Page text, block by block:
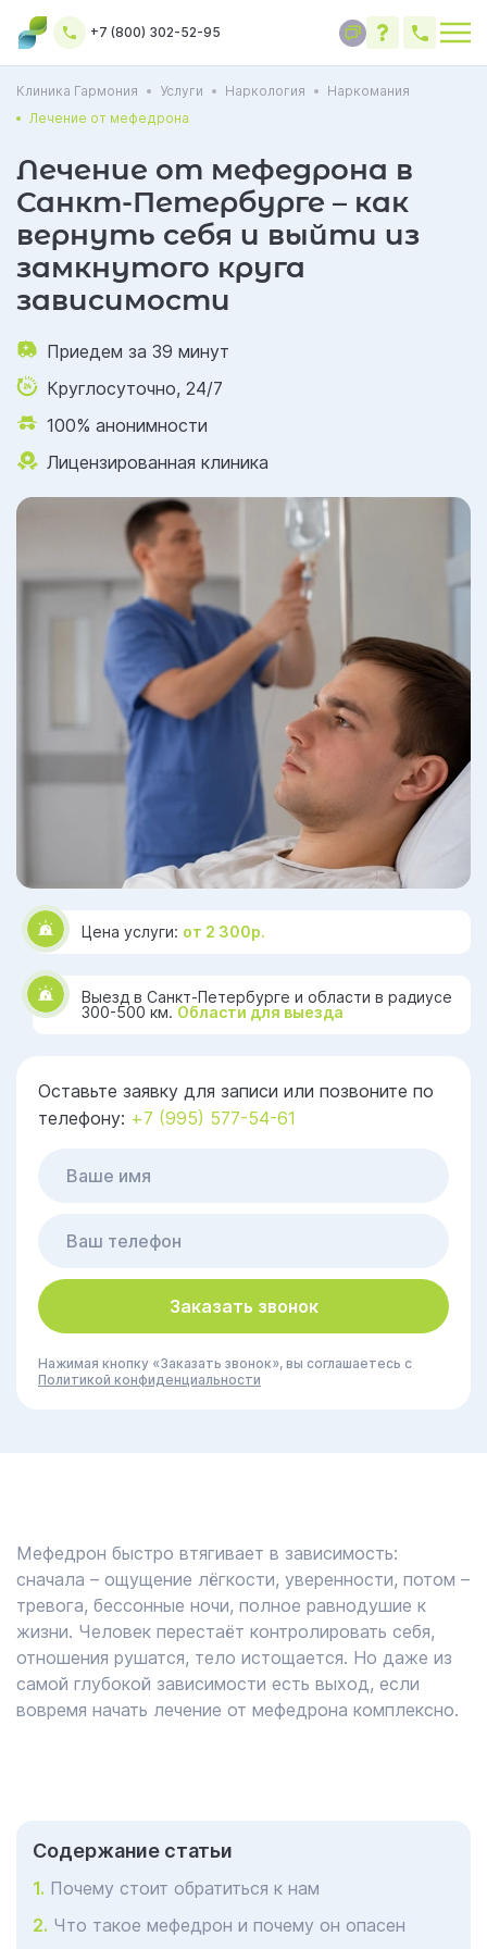
+7 (800) 302-52-95
Клиника Гармония Услуги Наркология
Наркомания
Лечение от мефедрона
Цена услуги: от 2 300р.
Выезд в Санкт-Петербурге и области в радиусе
300-500 км. Области для выезда
Оставьте заявку для записи или позвоните по
телефону: +7 (995) 577-54-61
Заказать звонок
Нажимая кнопку «Заказать звонок», вы соглашаетесь с
Политикой конфиденциальности
Лечение от мефедрона в
Санкт-Петербурге – как
вернуть себя и выйти из
замкнутого круга
зависимости
Приедем за 39 минут
Круглосуточно, 24/7
100% анонимности
Лицензированная клиника
Мефедрон быстро втягивает в зависимость:
сначала – ощущение лёгкости, уверенности, потом –
тревога, бессонные ночи, полное равнодушие к
жизни. Человек перестаёт контролировать себя,
отношения рушатся, тело истощается. Но даже из
самой глубокой зависимости есть выход, если
вовремя начать лечение от мефедрона комплексно.
Cодержание статьи
Почему стоит обратиться к нам
Что такое мефедрон и почему он опасен